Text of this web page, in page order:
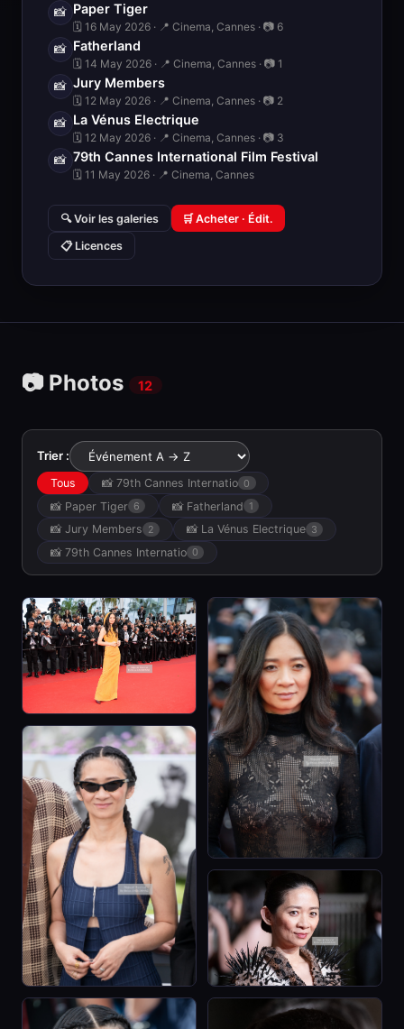
📸 Paper Tiger
🗓 16 May 2026 · 📍 Cinema, Cannes · 📷 6
📸 Fatherland
🗓 14 May 2026 · 📍 Cinema, Cannes · 📷 1
📸 Jury Members
🗓 12 May 2026 · 📍 Cinema, Cannes · 📷 2
📸 La Vénus Electrique
🗓 12 May 2026 · 📍 Cinema, Cannes · 📷 3
📸 79th Cannes International Film Festival
🗓 11 May 2026 · 📍 Cinema, Cannes
🔍 Voir les galeries 🛒 Acheter · Édit.
📋 Licences
📷 Photos 12
Trier :
Tous 📸 79th Cannes Internatio 0
📸 Paper Tiger 6 📸 Fatherland 1
📸 Jury Members 2 📸 La Vénus Electrique 3
📸 79th Cannes Internatio 0